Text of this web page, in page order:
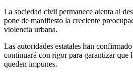
La sociedad civil permanece atenta al
pone de manifiesto la creciente
violencia urbana.
Las autoridades estatales han
continuará con rigor para garantizar que
queden impunes.